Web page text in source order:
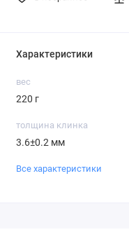
Характеристики
вес
220 г
толщина клинка
3.6±0.2 мм
Все характеристики